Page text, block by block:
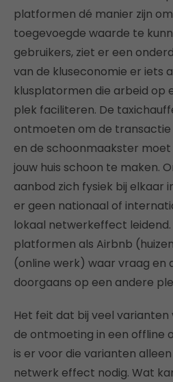
platformen dé manier zijn
toegevoegde waarde te
gebruikers, ziet er een
van de kluseconomie er iets
klusplatormen die arbeid op
plek faciliteren. De
ontmoeten om de
en de schoonmaakster moet
jouw huis schoon te maken.
aanbod zich fysiek bij elkaar
er geen nationaal of
lokaal netwerkeffect leidend.
platformen als Airbnb
(online werk) waar vraag en
doorgaans op een andere
Het feit dat bij veel varianten
de ontmoeting in een offline
is er voor die varianten
netwerk effect nodig. Wat